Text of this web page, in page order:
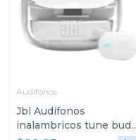
Audifonos
Jbl Audifonos
inalambricos tune buds